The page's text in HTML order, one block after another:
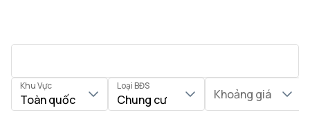
Khu Vực
Toàn quốc
Loại BĐS
Chung cư Khoảng giá